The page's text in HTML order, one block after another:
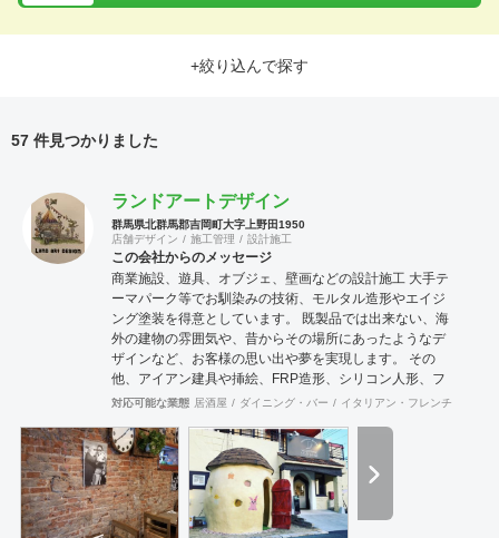
+絞り込んで探す
57 件見つかりました
ランドアートデザイン
群馬県北群馬郡吉岡町大字上野田1950
店舗デザイン
施工管理 設計施工
この会社からのメッセージ
商業施設、遊具、オブジェ、壁画などの設計施工 大手テ
ーマパーク等でお馴染みの技術、モルタル造形やエイジ
ング塗装を得意としています。 既製品では出来ない、海
外の建物の雰囲気や、昔からその場所にあったようなデ
ザインなど、お客様の思い出や夢を実現します。 その
他、アイアン建具や挿絵、FRP造形、シリコン人形、フ
ィギアなども作成可能です。 モルタル造形の施工に関
のは強度不足になる為使用しておりません。 協力会社 株
式会社 河野建築デザイン 神奈川県川崎市 エッジデザイ
ンワークス株式会社 群馬県前橋市
対応可能な業態 居酒屋 ダイニング・バー イタリアン・フレンチ